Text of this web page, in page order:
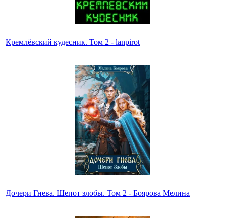
Кремлёвский кудесник. Том 2 - lanpirot
Дочери Гнева. Шепот злобы. Том 2 - Боярова Мелина